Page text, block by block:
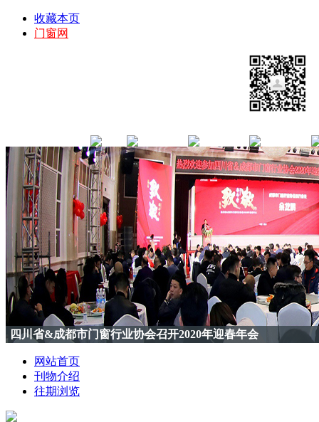
收藏本页
门窗网
四川省&成都市门窗行业协会召开2020年迎春年会
网站首页
刊物介绍
往期浏览